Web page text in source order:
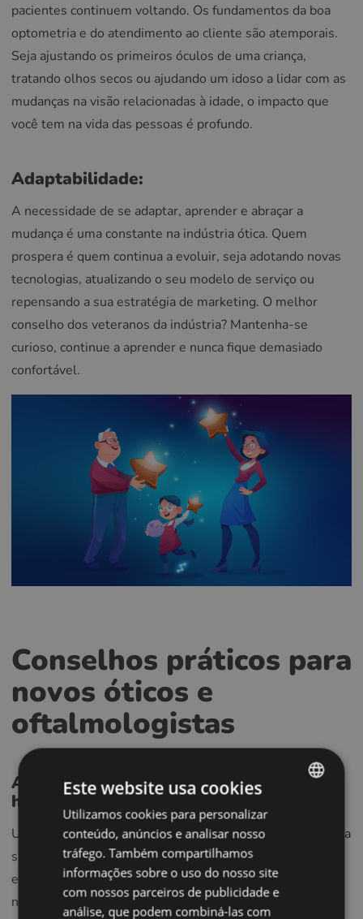
pacientes continuem voltando. Os fundamentos da boa
optometria e do atendimento ao cliente são atemporais.
Seja ajustando os primeiros óculos de uma criança,
tratando olhos secos ou ajudando um idoso a lidar com as
mudanças na visão relacionadas à idade, o impacto que
você tem na vida das pessoas é profundo.
Adaptabilidade:
A necessidade de se adaptar, aprender e abraçar a
mudança é uma constante na indústria ótica. Quem
prospera é quem continua a evoluir, seja adotando novas
tecnologias, atualizando o seu modelo de serviço ou
repensando a sua estratégia de marketing. O melhor
conselho dos veteranos da indústria? Mantenha-se
curioso, continue a aprender e nunca fique demasiado
confortável.
Conselhos práticos para
novos óticos e
oftalmologistas
Abrace a tecnologia, mas mantenha-se
humano:
Use ferramentas digitais para melhorar o serviço, não para
substituí-lo. As clínicas mais bem-sucedidas combinam
eficiência com atendimento genuíno ao paciente. Invista
num sistema moderno de gestão de clínicas, como o
ENGLISH
POLISH
CZECH
GERMAN
Este website usa cookies
Utilizamos cookies para personalizar
conteúdo, anúncios e analisar nosso
tráfego. Também compartilhamos
informações sobre o uso do nosso site
com nossos parceiros de publicidade e
análise, que podem combiná-las com